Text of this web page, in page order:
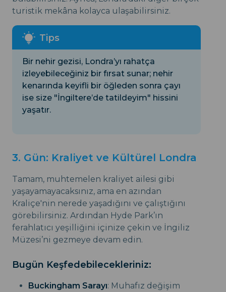
turistik mekâna kolayca ulaşabilirsiniz.
Bir nehir gezisi, Londra’yı rahatça
izleyebileceğiniz bir fırsat sunar; nehir
kenarında keyifli bir öğleden sonra çayı
ise size "İngiltere’de tatildeyim" hissini
yaşatır.
3. Gün: Kraliyet ve Kültürel Londra
Tamam, muhtemelen kraliyet ailesi gibi
yaşayamayacaksınız, ama en azından
Kraliçe'nin nerede yaşadığını ve çalıştığını
görebilirsiniz. Ardından Hyde Park’ın
ferahlatıcı yeşilliğini içinize çekin ve İngiliz
Müzesi’ni gezmeye devam edin.
Bugün Keşfedebilecekleriniz:
Buckingham Sarayı: Muhafız değişim